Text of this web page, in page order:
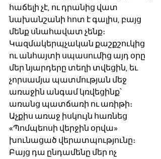
հաճելի չէ, ու դրանից վատ
նախանշանի հոտ է գալիս, բայց
մենք սնահավատ չենք։
Կազմակերպչական քաշքշուկից
ու անհայտի սպասումից այդ օրը
մեր նյարդերը տեղի տվեցին, եւ
չորսամյա պատմության մեջ
առաջին անգամ կռվեցինք՝
առանց պատճառի ու առիթի։
Աչքիս առաջ իսկույն հառնեց
«Պոմպեոսի վերջին օրվա»
խունացած վերատպությունը։
Բայց դա ընդամենը մեր ոչ